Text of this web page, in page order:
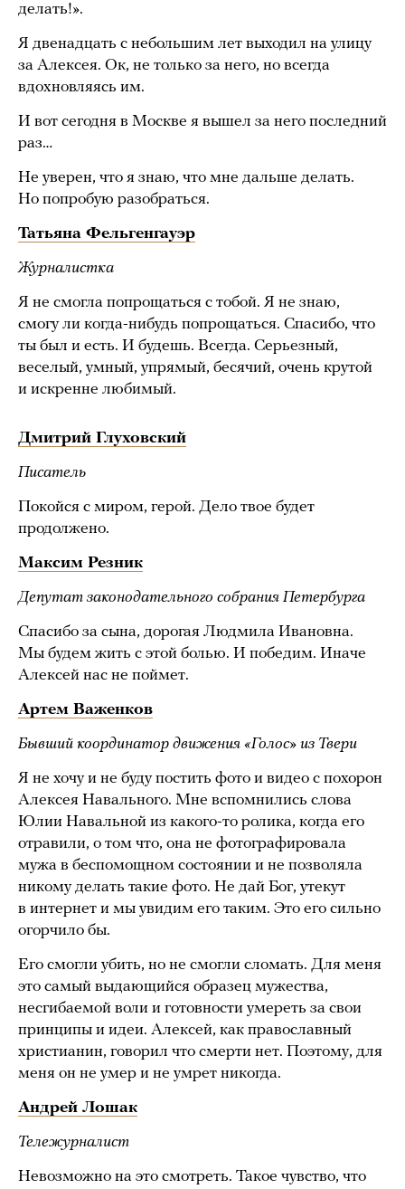
делать!».
Я двенадцать с небольшим лет выходил на улицу
за Алексея. Ок, не только за него, но всегда
вдохновляясь им.
И вот сегодня в Москве я вышел за него последний
раз…
Не уверен, что я знаю, что мне дальше делать.
Но попробую разобраться.
Татьяна Фельгенгауэр
Журналистка
Я не смогла попрощаться с тобой. Я не знаю,
смогу ли когда-нибудь попрощаться. Спасибо, что
ты был и есть. И будешь. Всегда. Серьезный,
веселый, умный, упрямый, бесячий, очень крутой
и искренне любимый.
Дмитрий Глуховский
Писатель
Покойся с миром, герой. Дело твое будет
продолжено.
Максим Резник
Депутат законодательного собрания Петербурга
Спасибо за сына, дорогая Людмила Ивановна.
Мы будем жить с этой болью. И победим. Иначе
Алексей нас не поймет.
Артем Важенков
Бывший координатор движения «Голос» из Твери
Я не хочу и не буду постить фото и видео с похорон
Алексея Навального. Мне вспомнились слова
Юлии Навальной из какого-то ролика, когда его
отравили, о том что, она не фотографировала
мужа в беспомощном состоянии и не позволяла
никому делать такие фото. Не дай Бог, утекут
в интернет и мы увидим его таким. Это его сильно
огорчило бы.
Его смогли убить, но не смогли сломать. Для меня
это самый выдающийся образец мужества,
несгибаемой воли и готовности умереть за свои
принципы и идеи. Алексей, как православный
христианин, говорил что смерти нет. Поэтому, для
меня он не умер и не умрет никогда.
Андрей Лошак
Тележурналист
Невозможно на это смотреть. Такое чувство, что